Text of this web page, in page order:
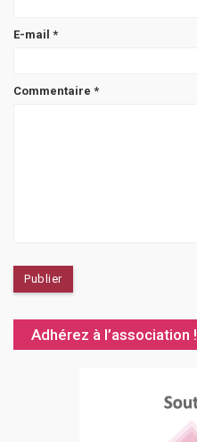
E-mail *
Commentaire *
Adhérez à l’association !